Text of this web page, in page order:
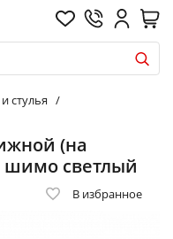
стулья
(на
шимо светлый
В избранное